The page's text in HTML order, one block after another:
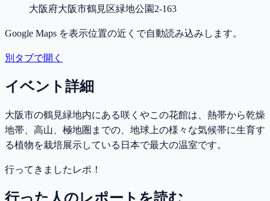
大阪府大阪市鶴見区緑地公園2-163
Google Maps を表示位置の近くで自動読み込みします。
別タブで開く
イベント詳細
大阪市の鶴見緑地内にある咲くやこの花館は、熱帯から乾燥
地帯、高山、極地圏までの、地球上の様々な気候帯に生育す
る植物を栽培展示している日本で最大の温室です。
行ってきましたレポ！